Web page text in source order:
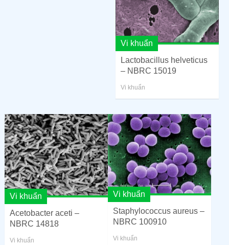
Vi khuẩn
Lactobacillus helveticus
– NBRC 15019
Vi khuẩn
Vi khuẩn
Acetobacter aceti –
NBRC 14818
Vi khuẩn
Vi khuẩn
Staphylococcus aureus –
NBRC 100910
Vi khuẩn